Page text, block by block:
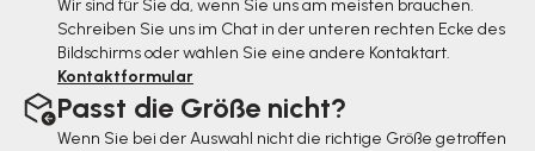
Wir sind für Sie da, wenn Sie uns am meisten brauchen.
Schreiben Sie uns im Chat in der unteren rechten Ecke des
Bildschirms oder wählen Sie eine andere Kontaktart.
Kontaktformular
Passt die Größe nicht?
Wenn Sie bei der Auswahl nicht die richtige Größe getroffen